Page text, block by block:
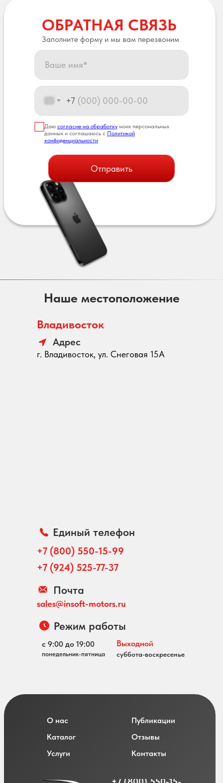
ОБРАТНАЯ СВЯЗЬ
Заполните форму и мы вам перезвоним
+7
Даю согласие на обработку моих персональных
данных и соглашаюсь с Политикой
конфиденциальности
Отправить
Наше местоположение
Владивосток
Адрес
г. Владивосток, ул. Снеговая 15А
Единый телефон
+7 (800) 550-15-99
+7 (924) 525-77-37
Почта
sales@insoft-motors.ru
Режим работы
с 9:00 до 19:00 Выходной
понедельник-пятница суббота-воскресенье
О нас
Каталог
Услуги
Публикации
Отзывы
Контакты